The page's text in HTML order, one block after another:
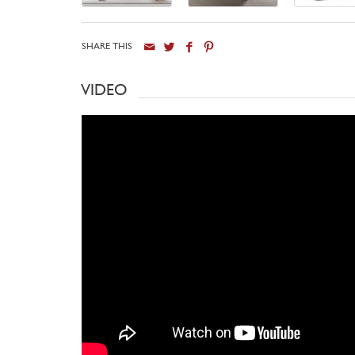
SHARE THIS
VIDEO